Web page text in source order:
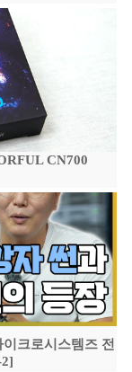
CN700
크로시스템즈 전